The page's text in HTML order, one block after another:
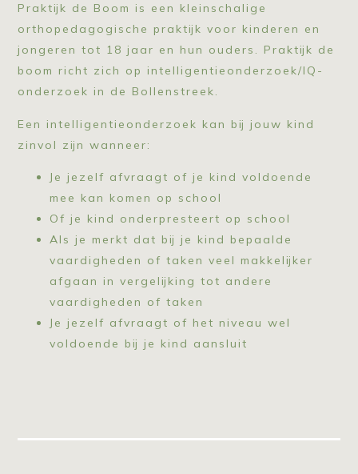
Praktijk de Boom is een kleinschalige
orthopedagogische praktijk voor kinderen en
jongeren tot 18 jaar en hun ouders. Praktijk de
boom richt zich op intelligentieonderzoek/IQ-
onderzoek in de Bollenstreek.
Een intelligentieonderzoek kan bij jouw kind
zinvol zijn wanneer:
Je jezelf afvraagt of je kind voldoende
mee kan komen op school
Of je kind onderpresteert op school
Als je merkt dat bij je kind bepaalde
vaardigheden of taken veel makkelijker
afgaan in vergelijking tot andere
vaardigheden of taken
Je jezelf afvraagt of het niveau wel
voldoende bij je kind aansluit